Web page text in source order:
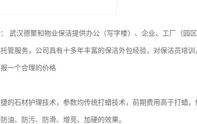
武汉德聚和物业保洁提供办公（写字楼）、企业、工厂（园
管服务，公司具有十多年丰富的保洁外包经验，对保洁员培
一个合理的价格
的石材护理技术，参数均传统打蜡技术，前期费用高于打蜡
油、防污、防滑、增亮、加硬的效果。